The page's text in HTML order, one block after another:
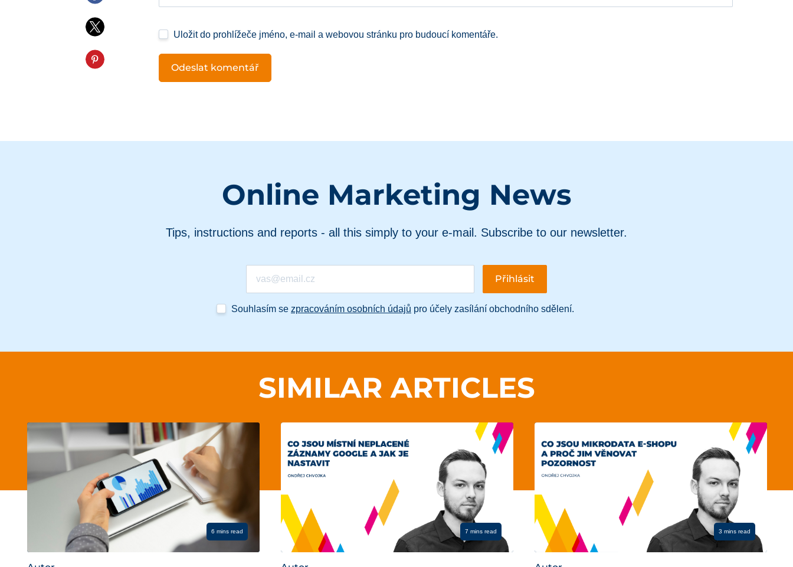
Uložit do prohlížeče jméno, e-mail a webovou stránku pro budoucí komentáře.
Online Marketing News
Tips, instructions and reports - all this simply to your e-mail. Subscribe to our newsletter.
Souhlasím se zpracováním osobních údajů pro účely zasílání obchodního sdělení.
SIMILAR ARTICLES
6 mins read 7 mins read 3 mins read